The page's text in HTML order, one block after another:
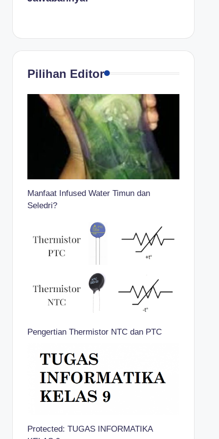
Pilihan Editor
Manfaat Infused Water Timun dan
Seledri?
Pengertian Thermistor NTC dan PTC
Protected: TUGAS INFORMATIKA